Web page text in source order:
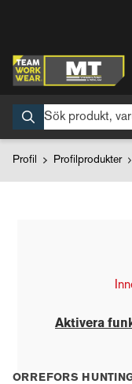
Profil Profilprodukter
Aktivera
ORREFORS